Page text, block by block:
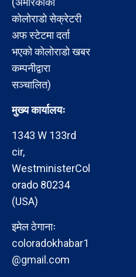
कोलोराडो सेक्रेटरी
अफ स्टेटमा दर्ता
भएको कोलोराडो खबर
कम्पनीद्वारा
सञ्चालित)
मुख्य कार्यालयः
1343 W 133rd
cir,
WestministerCol
orado 80234
(USA)
इमेल ठेगानाः
coloradokhabar1
@gmail.com